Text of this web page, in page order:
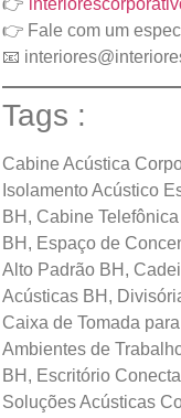
👉 Fale com um
📧
Tags :
Cabine Acústica
Isolamento Acústico
BH, Cabine
BH, Espaço de
Alto Padrão BH,
Acústicas BH,
Caixa de Tomada
Ambientes de
BH, Escritório
Soluções Acústicas